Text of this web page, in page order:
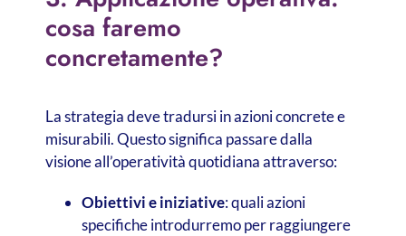
cosa faremo
concretamente?
La strategia deve tradursi in azioni concrete e
misurabili. Questo significa passare dalla
visione all’operatività quotidiana attraverso:
Obiettivi e iniziative: quali azioni
specifiche introdurremo per raggiungere